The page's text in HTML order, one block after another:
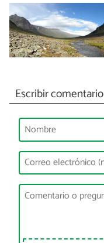
Escribir comentario